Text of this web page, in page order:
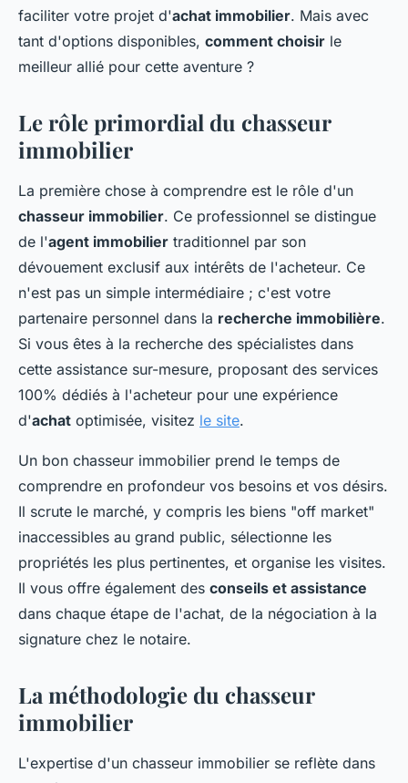
faciliter votre projet d'achat immobilier. Mais avec
tant d'options disponibles, comment choisir le
meilleur allié pour cette aventure ?
Le rôle primordial du chasseur
immobilier
La première chose à comprendre est le rôle d'un
chasseur immobilier. Ce professionnel se distingue
de l'agent immobilier traditionnel par son
dévouement exclusif aux intérêts de l'acheteur. Ce
n'est pas un simple intermédiaire ; c'est votre
partenaire personnel dans la recherche immobilière.
Si vous êtes à la recherche des spécialistes dans
cette assistance sur-mesure, proposant des services
100% dédiés à l'acheteur pour une expérience
d'achat optimisée, visitez le site.
Un bon chasseur immobilier prend le temps de
comprendre en profondeur vos besoins et vos désirs.
Il scrute le marché, y compris les biens "off market"
inaccessibles au grand public, sélectionne les
propriétés les plus pertinentes, et organise les visites.
Il vous offre également des conseils et assistance
dans chaque étape de l'achat, de la négociation à la
signature chez le notaire.
La méthodologie du chasseur
immobilier
L'expertise d'un chasseur immobilier se reflète dans